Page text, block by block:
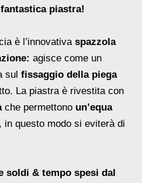
piastra!
è l’innovativa spazzola
agisce come un
sul fissaggio della piega
La piastra è rivestita con
che permettono un’equa
in questo modo si eviterà di
soldi & tempo spesi dal